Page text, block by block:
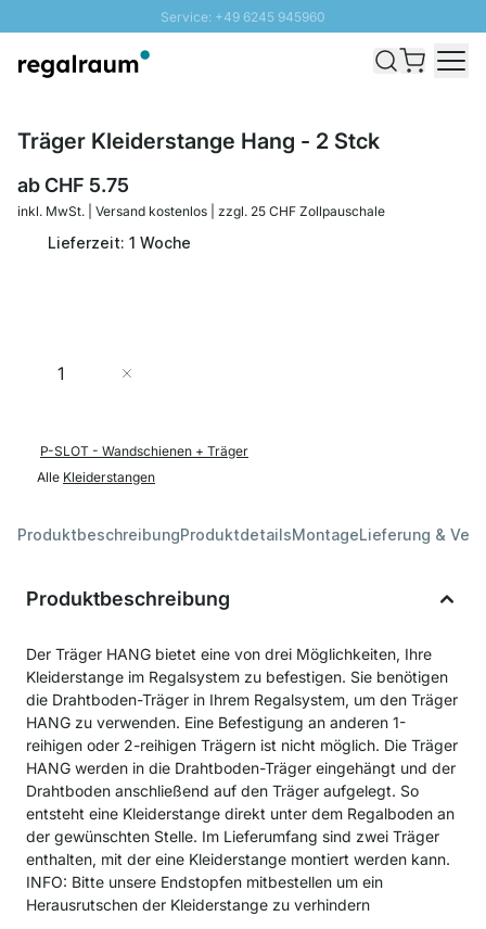
Service: +49 6245 945960
Versand & Zoll gratis ab 300 CHF
Träger Kleiderstange Hang - 2 Stck
abCHF 5.75
inkl. MwSt. | Versand kostenlos | zzgl. 25 CHF Zollpauschale
Lieferzeit: 1 Woche
Menge
P-SLOT - Wandschienen + Träger
Alle Kleiderstangen
ProduktbeschreibungProduktdetailsMontageLieferung &
Produktbeschreibung
Der Träger HANG bietet eine von drei Möglichkeiten, Ihre
Kleiderstange im Regalsystem zu befestigen. Sie benötigen
die Drahtboden-Träger in Ihrem Regalsystem, um den Träger
HANG zu verwenden. Eine Befestigung an anderen 1-
reihigen oder 2-reihigen Trägern ist nicht möglich. Die Träger
HANG werden in die Drahtboden-Träger eingehängt und der
Drahtboden anschließend auf den Träger aufgelegt. So
entsteht eine Kleiderstange direkt unter dem Regalboden an
der gewünschten Stelle. Im Lieferumfang sind zwei Träger
enthalten, mit der eine Kleiderstange montiert werden kann.
INFO: Bitte unsere Endstopfen mitbestellen um ein
Herausrutschen der Kleiderstange zu verhindern